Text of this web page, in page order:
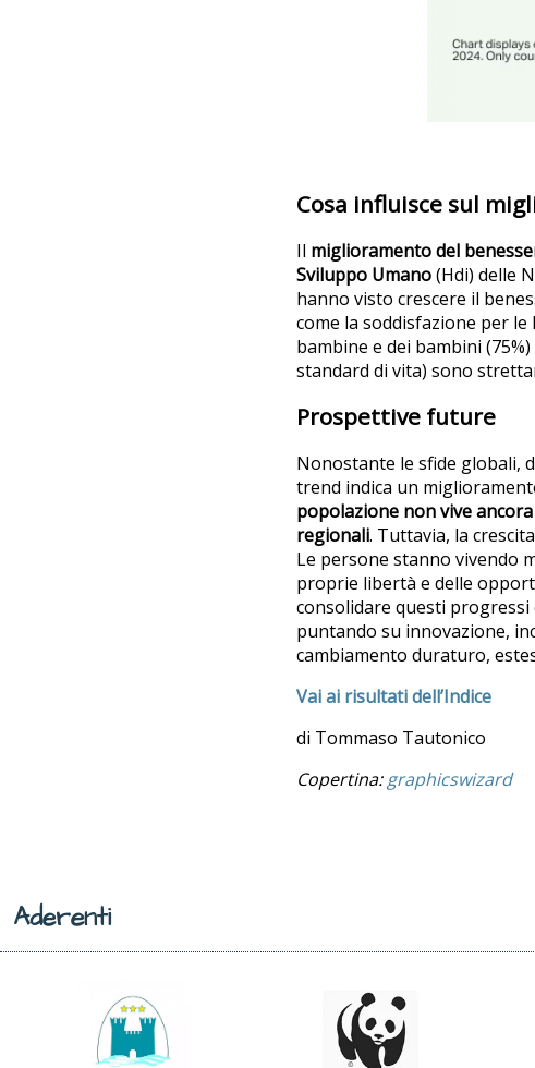
Cosa influisce sul
Il miglioramento del
Sviluppo Umano(Hdi) delle
hanno visto crescere il
come la soddisfazione per
bambine e dei bambini
standard di vita) sono
Prospettive future
Nonostante le sfide globali,
trend indica un
popolazione non vive
regionali. Tuttavia, la
Le persone stanno vivendo
proprie libertà e delle
consolidare questi
puntando su innovazione,
cambiamento duraturo,
Vai ai risultati dell’Indice
di Tommaso Tautonico
Copertina:graphicswizard
Aderenti